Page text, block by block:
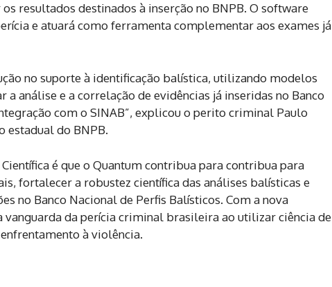
resultados destinados à inserção no BNPB. O software
e atuará como ferramenta complementar aos exames já
no suporte à identificação balística, utilizando modelos
a análise e a correlação de evidências já inseridas no Banco
com o SINAB”, explicou o perito criminal Paulo
estadual do BNPB.
é que o Quantum contribua para contribua para
fortalecer a robustez científica das análises balísticas e
no Banco Nacional de Perfis Balísticos. Com a nova
vanguarda da perícia criminal brasileira ao utilizar ciência de
à violência.